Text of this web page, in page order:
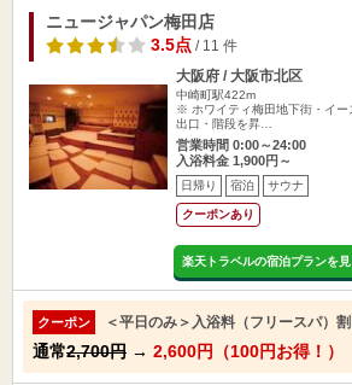
ニュージャパン梅田店
3.5点 / 11 件
大阪府 / 大阪市北区
中崎町駅422m
※ ホワイティ梅田地下街・イー
出口・階段を昇…
営業時間 0:00～24:00
入浴料金 1,900円～
日帰り 宿泊 サウナ
クーポンあり
楽天トラベルの宿泊プランを見
クーポン ＜平日のみ＞入浴料（フリースパ）割
通常2,700円 → 2,600円（100円お得！）